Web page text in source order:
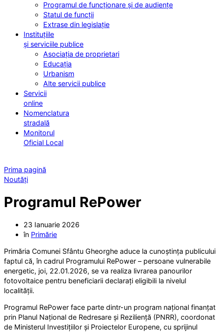
Programul de funcționare și de audiențe
Statul de funcții
Extrase din legislație
Instituțiile
și serviciile publice
Asociația de proprietari
Educația
Urbanism
Alte servicii publice
Servicii
online
Nomenclatura
stradală
Monitorul
Oficial Local
Prima pagină
Noutăți
Programul RePower
23 Ianuarie 2026
în Primărie
Primăria Comunei Sfântu Gheorghe aduce la cunoștința publicului
faptul că, în cadrul Programului RePower – persoane vulnerabile
energetic, joi, 22.01.2026, se va realiza livrarea panourilor
fotovoltaice pentru beneficiarii declarați eligibili la nivelul
localității.
Programul RePower face parte dintr-un program național finanțat
prin Planul Național de Redresare și Reziliență (PNRR), coordonat
de Ministerul Investițiilor și Proiectelor Europene, cu sprijinul